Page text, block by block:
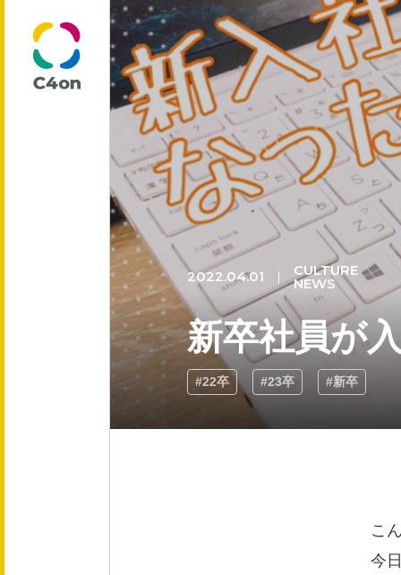
トップページ
理念
代表メッセージ
会社情報
会社概要
役員紹介
2022.04.01 CULTURE
NEWS
新卒社員が
#22卒 #23卒 #新卒
こ
今